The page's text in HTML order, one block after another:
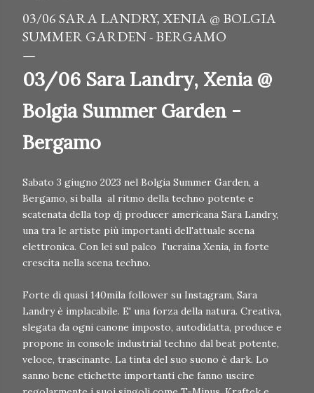
03/06 SARA LANDRY, XENIA @ BOLGIA
SUMMER GARDEN - BERGAMO
03/06 Sara Landry, Xenia @
Bolgia Summer Garden -
Bergamo
Sabato 3 giugno 2023 nel Bolgia Summer Garden, a
Bergamo, si balla al ritmo della techno potente e
scatenata della top dj producer americana Sara Landry,
una tra le artiste più importanti dell'attuale scena
elettronica. Con lei sul palco l'ucraina Xenia, in forte
crescita nella scena techno.
Forte di quasi 140mila follower su Instagram, Sara
Landry è implacabile. E' una forza della natura. Creativa,
slegata da ogni canone imposto, autodidatta, produce e
propone in console industrial techno dal beat potente,
veloce, trascinante. La tinta del suo suono è dark. Lo
sanno bene etichette importanti che fanno uscire